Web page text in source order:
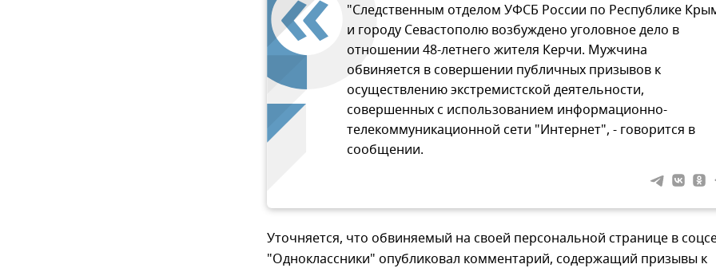
"Следственным отделом УФСБ России по Республике
и городу Севастополю возбуждено уголовное дело в
отношении 48-летнего жителя Керчи. Мужчина
обвиняется в совершении публичных призывов к
осуществлению экстремистской деятельности,
совершенных с использованием информационно-
телекоммуникационной сети "Интернет", - говорится в
сообщении.
Уточняется, что обвиняемый на своей персональной странице в
"Одноклассники" опубликовал комментарий, содержащий призывы к